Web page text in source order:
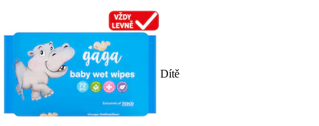
Dítě